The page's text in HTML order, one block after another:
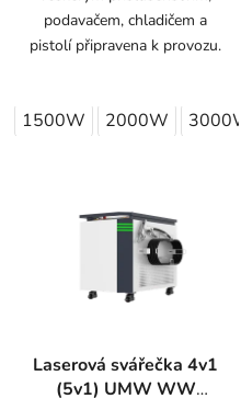
podavačem, chladičem a
pistolí připravena k provozu.
1500W 2000W 3000W
Laserová svářečka 4v1
(5v1) UMW WW